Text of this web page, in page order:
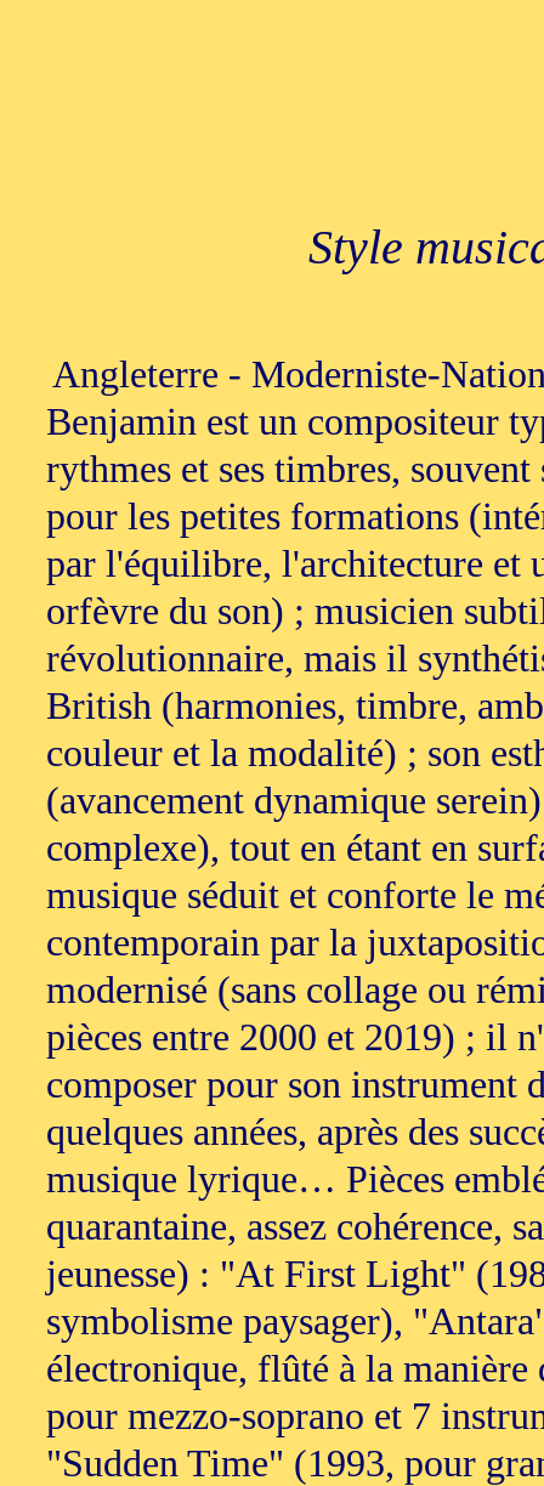
Style
Angleterre - Moderniste-
Benjamin est un compositeur
rythmes et ses timbres,
pour les petites formations
par l'équilibre, l'architecture et
orfèvre du son) ; musicien
révolutionnaire, mais il
British (harmonies, timbre,
couleur et la modalité) ; son
(avancement dynamique
complexe), tout en étant en
musique séduit et conforte le
contemporain par la
modernisé (sans collage ou
pièces entre 2000 et 2019) ; il
composer pour son instrument
quelques années, après des
musique lyrique… Pièces
quarantaine, assez cohérence,
jeunesse) : "At First Light"
symbolisme paysager),
électronique, flûté à la
pour mezzo-soprano et 7
"Sudden Time" (1993, pour